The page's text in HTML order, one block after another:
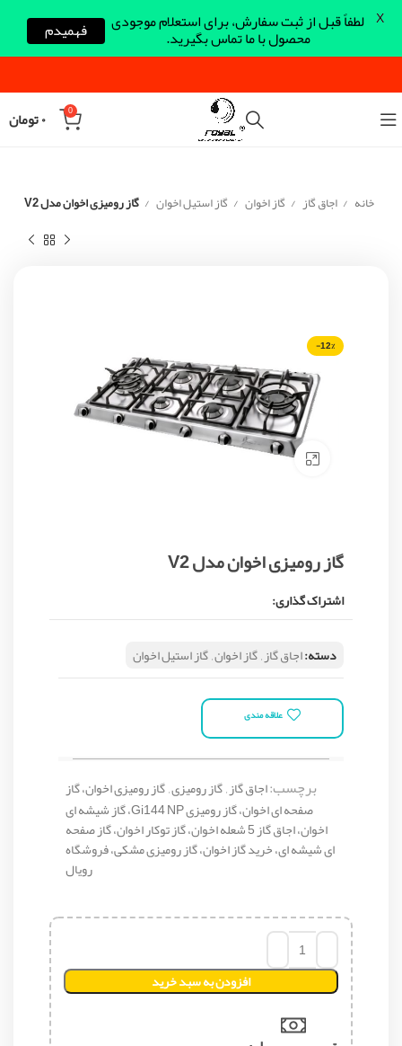
0 ۰تومان
خانه اجاق گاز گاز اخوان گاز استیل اخوان گاز رومیزی اخوان مدل V2
-12%
Click to enlarge
گاز رومیزی اخوان مدل V2
اشتراک گذاری:
دسته:اجاق گاز,گاز اخوان,گاز استیل اخوان
علاقه مندی
برچسب:اجاق گاز,گاز رومیزی,گاز رومیزی اخوان، گاز
صفحه ای اخوان، گاز رومیزی Gi144 NP، گاز شیشه ای
اخوان، اجاق گاز 5 شعله اخوان، گاز توکار اخوان، گاز صفحه
ای شیشه ای، خرید گاز اخوان، گاز رومیزی مشکی، فروشگاه
رویال
افزودن به سبد خرید
لطفاً قبل از ثبت سفارش، برای استعلام موجودی
محصول با ما تماس بگیرید. فهمیدم X